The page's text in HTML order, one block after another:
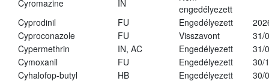
Cyromazine
IN
engedélyezett
Cyprodinil
FU Engedélyezett
Cyproconazole
FU Visszavont
31/
Cypermethrin
IN, AC Engedélyezett
31/
Cymoxanil
FU Engedélyezett
30/
Cyhalofop-butyl
HB Engedélyezett
30/